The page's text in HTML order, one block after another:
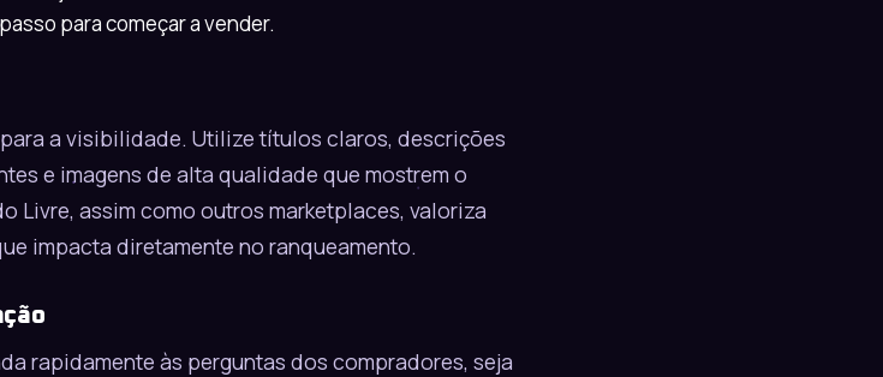
para começar a vender.
a visibilidade. Utilize títulos claros, descrições
e imagens de alta qualidade que mostrem o
Livre, assim como outros marketplaces, valoriza
impacta diretamente no ranqueamento.
rapidamente às perguntas dos compradores, seja